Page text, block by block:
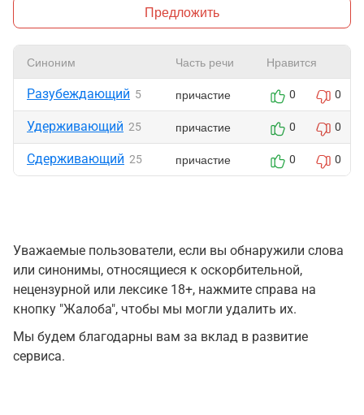
Предложить
Синоним Часть речи Нравится
Разубеждающий 5 причастие 0 0
Удерживающий 25 причастие 0 0
Сдерживающий 25 причастие 0 0
Уважаемые пользователи, если вы обнаружили слова
или синонимы, относящиеся к оскорбительной,
нецензурной или лексике 18+, нажмите справа на
кнопку "Жалоба", чтобы мы могли удалить их.
Мы будем благодарны вам за вклад в развитие
сервиса.